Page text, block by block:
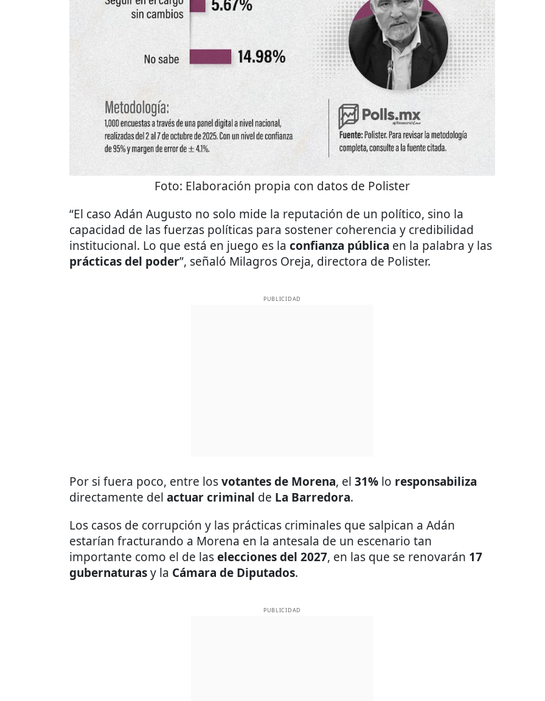
Foto: Elaboración propia con datos de Polister
“El caso Adán Augusto no solo mide la reputación de un político, sino la
capacidad de las fuerzas políticas para sostener coherencia y credibilidad
institucional. Lo que está en juego es la confianza pública en la palabra y las
prácticas del poder”, señaló Milagros Oreja, directora de Polister.
PUBLICIDAD
Por si fuera poco, entre losvotantes de Morena, el 31% lo responsabiliza
directamente del actuar criminal de La Barredora.
Los casos de corrupción y las prácticas criminales que salpican a Adán
estarían fracturando a Morena en la antesala de un escenario tan
importante como el de laselecciones del 2027, en las que se renovarán 17
gubernaturasy la Cámara de Diputados.
PUBLICIDAD